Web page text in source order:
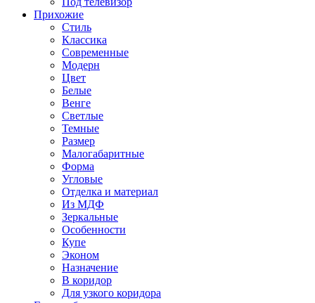
Прихожие
Стиль
Классика
Современные
Модерн
Цвет
Белые
Венге
Светлые
Темные
Размер
Малогабаритные
Форма
Угловые
Отделка и материал
Из МДФ
Зеркальные
Особенности
Купе
Эконом
Назначение
В коридор
Для узкого коридора